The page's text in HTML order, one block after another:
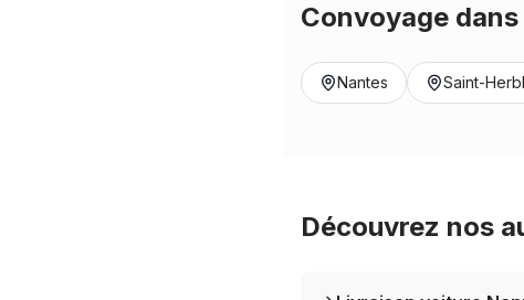
Convoyage
Nantes Saint-
Découvrez nos